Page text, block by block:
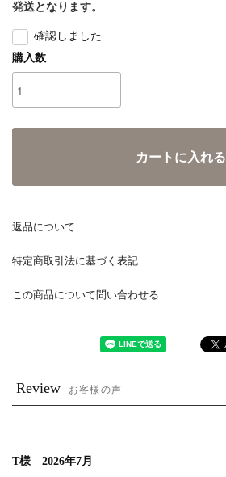
発送となります。
確認しました
購入数
カートに入れる
返品について
特定商取引法に基づく表記
この商品について問い合わせる
Review お客様の声
T様 2026年7月